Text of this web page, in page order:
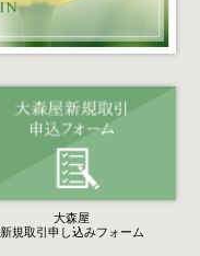
大森屋
新規取引申し込みフォーム